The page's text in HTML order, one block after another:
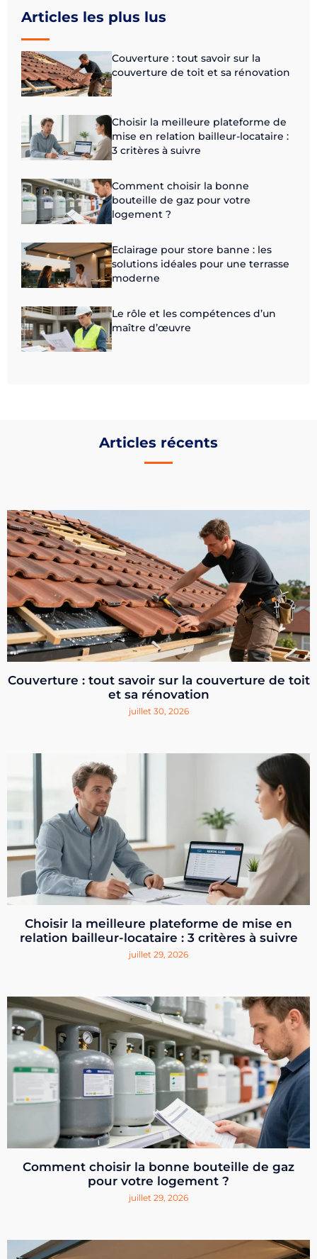
Articles les plus lus
Couverture : tout savoir sur la
couverture de toit et sa rénovation
Choisir la meilleure plateforme de
mise en relation bailleur-locataire :
3 critères à suivre
Comment choisir la bonne
bouteille de gaz pour votre
logement ?
Eclairage pour store banne : les
solutions idéales pour une terrasse
moderne
Le rôle et les compétences d’un
maître d’œuvre
Articles récents
Couverture : tout savoir sur la couverture de toit
et sa rénovation
juillet 30, 2026
Choisir la meilleure plateforme de mise en
relation bailleur-locataire : 3 critères à suivre
juillet 29, 2026
Comment choisir la bonne bouteille de gaz
pour votre logement ?
juillet 29, 2026